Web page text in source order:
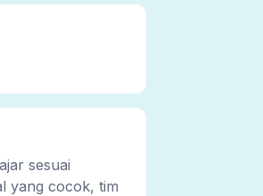
sesuai
yang cocok, tim